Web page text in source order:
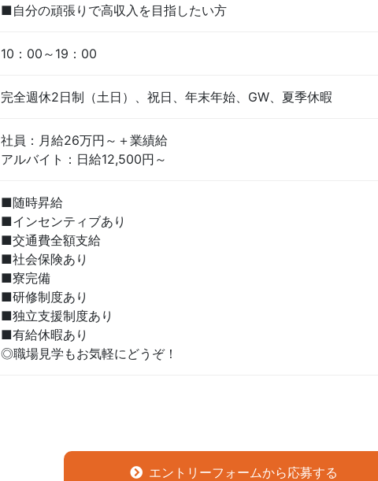
■自分の頑張りで高収入を目指したい方
10：00～19：00
完全週休2日制（土日）、祝日、年末年始、GW、夏季休暇
社員：月給26万円～＋業績給
アルバイト：日給12,500円～
■随時昇給
■インセンティブあり
■交通費全額支給
■社会保険あり
■寮完備
■研修制度あり
■独立支援制度あり
■有給休暇あり
◎職場見学もお気軽にどうぞ！
エントリーフォームから応募する